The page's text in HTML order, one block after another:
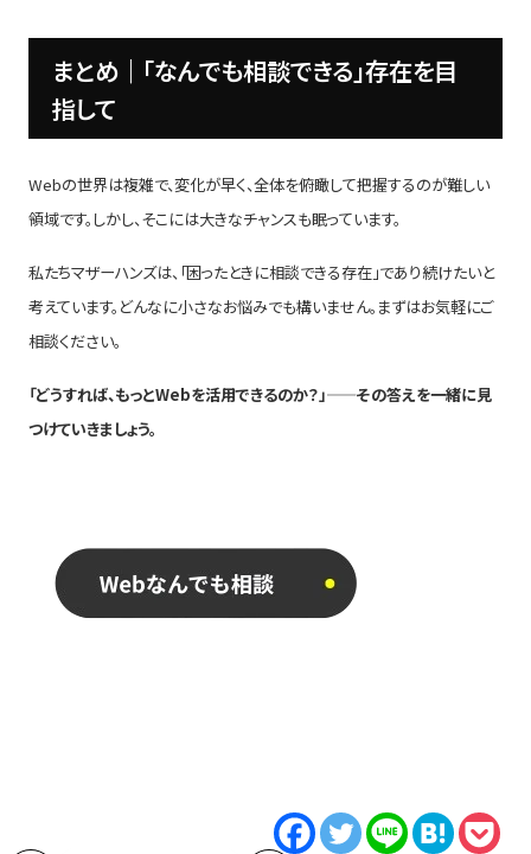
まとめ｜「なんでも相談できる」存在を目
指して
Webの世界は複雑で、変化が早く、全体を俯瞰して把握するのが難しい
領域です。しかし、そこには大きなチャンスも眠っています。
私たちマザーハンズは、「困ったときに相談できる存在」であり続けたいと
考えています。どんなに小さなお悩みでも構いません。まずはお気軽にご
相談ください。
「どうすれば、もっとWebを活用できるのか？」——その答えを一緒に見
つけていきましょう。